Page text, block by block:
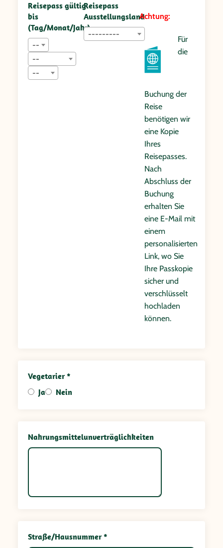
Reisepass gültig
bis
(Tag/Monat/Jahr)
--
--
--
Reisepass
Ausstellungsland
---------
Achtung:
Für
die
Buchung der
Reise
benötigen wir
eine Kopie
Ihres
Reisepasses.
Nach
Abschluss der
Buchung
erhalten Sie
eine E-Mail mit
einem
personalisierten
Link, wo Sie
Ihre Passkopie
sicher und
verschlüsselt
hochladen
können.
Vegetarier *
Ja
Nein
Nahrungsmittelunverträglichkeiten
Straße/Hausnummer *